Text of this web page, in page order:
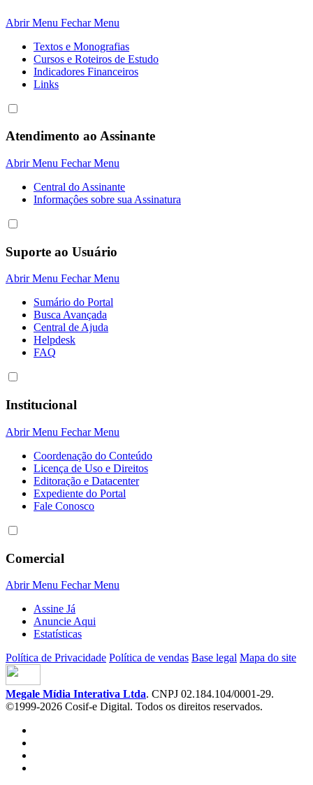
Abrir Menu Fechar Menu
Textos e Monografias
Cursos e Roteiros de Estudo
Indicadores Financeiros
Links
Atendimento ao Assinante
Abrir Menu Fechar Menu
Central do Assinante
Informaçôes sobre sua Assinatura
Suporte ao Usuário
Abrir Menu Fechar Menu
Sumário do Portal
Busca Avançada
Central de Ajuda
Helpdesk
FAQ
Institucional
Abrir Menu Fechar Menu
Coordenação do Conteúdo
Licença de Uso e Direitos
Editoração e Datacenter
Expediente do Portal
Fale Conosco
Comercial
Abrir Menu Fechar Menu
Assine Já
Anuncie Aqui
Estatísticas
Política de Privacidade Política de vendas Base legal Mapa do site
Megale Mídia Interativa Ltda. CNPJ 02.184.104/0001-29.
©1999-2026 Cosif-e Digital. Todos os direitos reservados.